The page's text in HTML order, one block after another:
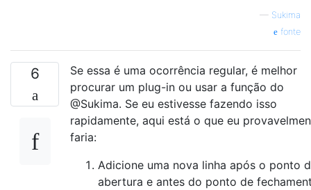
  endif
  exec endLine
  exec 'normal I"'
  exec startLine
  exec 'normal A "'
  if endLine - startLine == 1
    return
  let startLine += 1
  while startLine != endLine
— Sukima
fonte
6
Se essa é uma ocorrência regular, é melhor
procurar um plug-in ou usar a função do
@Sukima. Se eu estivesse fazendo isso
rapidamente, aqui está o que eu
faria:
Adicione uma nova linha após o ponto
abertura e antes do ponto de